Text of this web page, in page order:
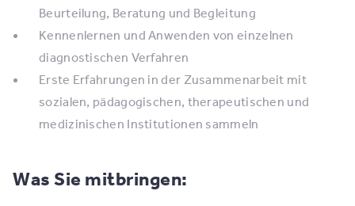
Beurteilung, Beratung und Begleitung
Kennenlernen und Anwenden von einzelnen
diagnostischen Verfahren
Erste Erfahrungen in der Zusammenarbeit mit
sozialen, pädagogischen, therapeutischen und
medizinischen Institutionen sammeln
Was Sie mitbringen: